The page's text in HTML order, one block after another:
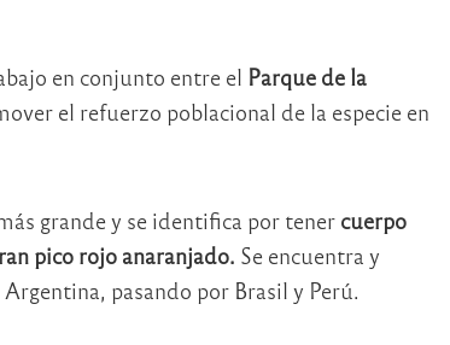
en conjunto entre el Parque de la
el refuerzo poblacional de la especie en
grande y se identifica por tener cuerpo
pico rojo anaranjado. Se encuentra y
pasando por Brasil y Perú.